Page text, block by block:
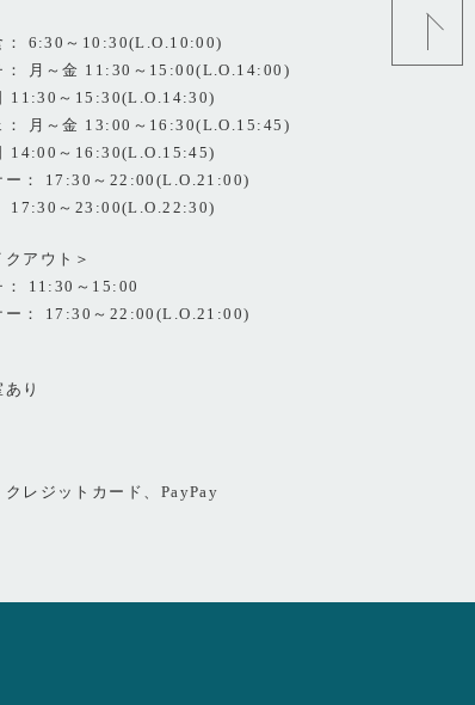
6:30～10:30(L.O.10:00)
： 月～金 11:30～15:00(L.O.14:00)
11:30～15:30(L.O.14:30)
： 月～金 13:00～16:30(L.O.15:45)
14:00～16:30(L.O.15:45)
ー： 17:30～22:00(L.O.21:00)
17:30～23:00(L.O.22:30)
クアウト＞
： 11:30～15:00
ー： 17:30～22:00(L.O.21:00)
り
クレジットカード、PayPay